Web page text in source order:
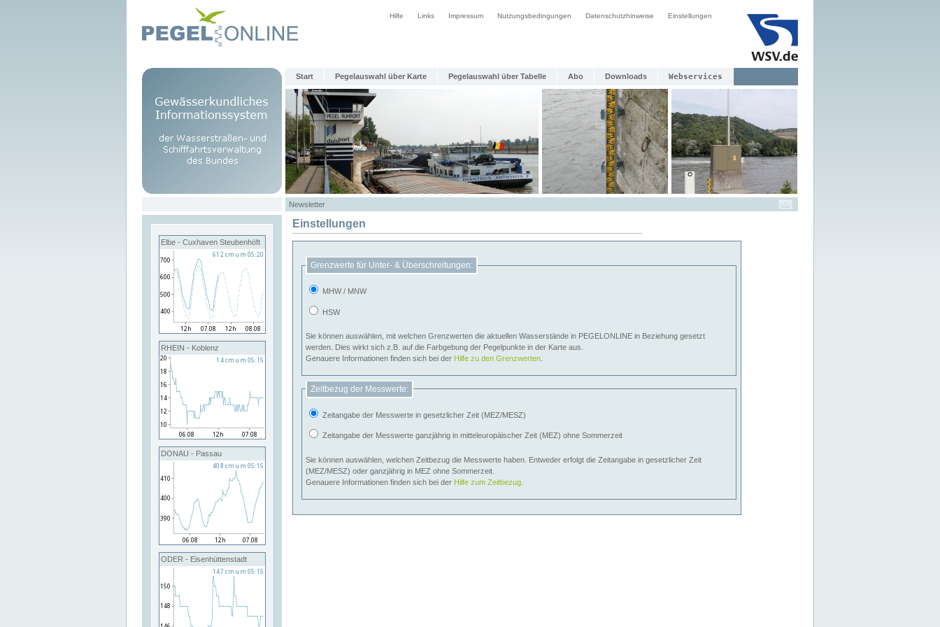
Hilfe Links Impressum Nutzungsbedingungen Datenschutzhinweise Einstellungen
Start Pegelauswahl über Karte Pegelauswahl über Tabelle Abo Downloads Webservices
Newsletter
Elbe - Cuxhaven Steubenhöft
RHEIN - Koblenz
DONAU - Passau
ODER - Eisenhüttenstadt
Einstellungen
Grenzwerte für Unter- & Überschreitungen:
MHW / MNW
HSW
Sie können auswählen, mit welchen Grenzwerten die aktuellen Wasserstände in PEGELONLINE in Beziehung gesetzt
werden. Dies wirkt sich z.B. auf die Farbgebung der Pegelpunkte in der Karte aus.
Genauere Informationen finden sich bei der Hilfe zu den Grenzwerten
Zeitbezug der Messwerte:
Zeitangabe der Messwerte in gesetzlicher Zeit (MEZ/MESZ)
Zeitangabe der Messwerte ganzjährig in mitteleuropäischer Zeit (MEZ) ohne Sommerzeit
Sie können auswählen, welchen Zeitbezug die Messwerte haben. Entweder erfolgt die Zeitangabe in gesetzlicher Zeit
(MEZ/MESZ) oder ganzjährig in MEZ ohne Sommerzeit.
Genauere Informationen finden sich bei der Hilfe zum Zeitbezug